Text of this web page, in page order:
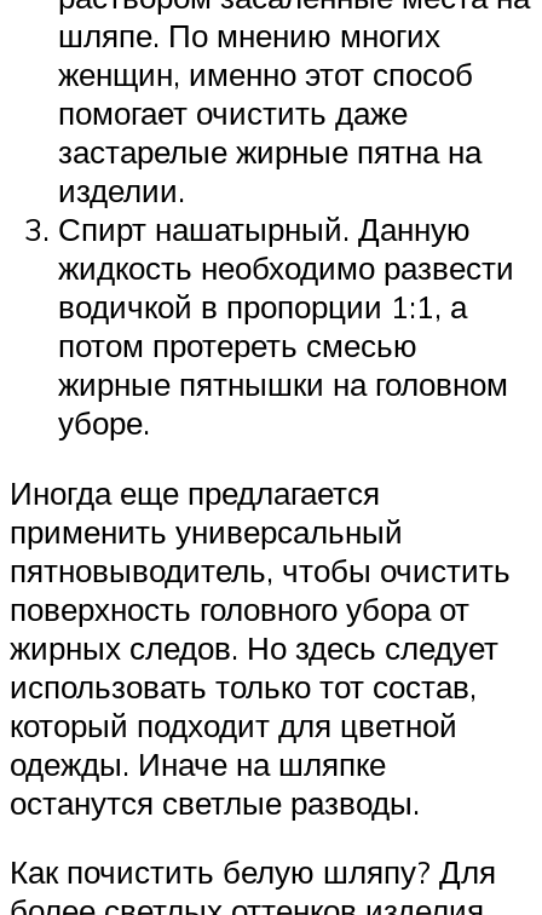
шляпе. По мнению многих
женщин, именно этот способ
помогает очистить даже
застарелые жирные пятна на
изделии.
Спирт нашатырный. Данную
жидкость необходимо развести
водичкой в пропорции 1:1, а
потом протереть смесью
жирные пятнышки на головном
уборе.
Иногда еще предлагается
применить универсальный
пятновыводитель, чтобы очистить
поверхность головного убора от
жирных следов. Но здесь следует
использовать только тот состав,
который подходит для цветной
одежды. Иначе на шляпке
останутся светлые разводы.
Как почистить белую шляпу? Для